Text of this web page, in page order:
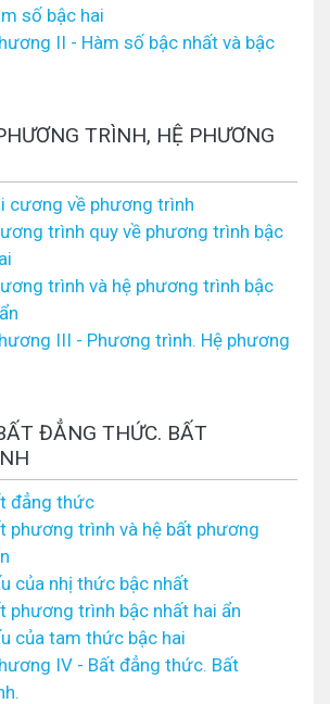
số bậc hai
II - Hàm số bậc nhất và bậc
TRÌNH, HỆ PHƯƠNG
cương về phương trình
trình quy về phương trình bậc
trình và hệ phương trình bậc
III - Phương trình. Hệ phương
ĐẲNG THỨC. BẤT
đẳng thức
phương trình và hệ bất phương
của nhị thức bậc nhất
phương trình bậc nhất hai ẩn
của tam thức bậc hai
IV - Bất đẳng thức. Bất